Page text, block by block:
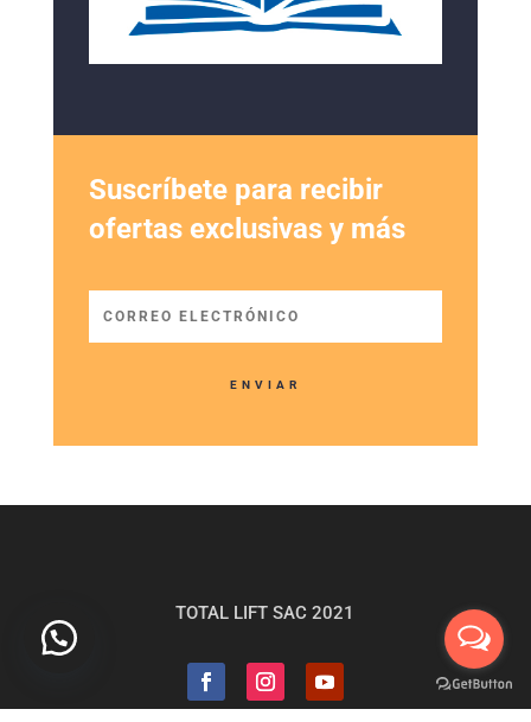
Suscríbete para recibir
ofertas exclusivas y más
ENVIAR
TOTAL LIFT SAC 2021